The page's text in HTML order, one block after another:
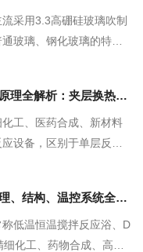
逻辑。一、第一步核查
...
，残留物料会污染下一
管路、腐蚀玻璃内壁，
顾实验室小试与中试设
核心清洗难点1.双层结构
采用3.3高硼硅玻璃吹制
玻璃、钢化玻璃的特种
选型核心指标。本文系
心特性，明确行业通用
时标注使用限值与安全
高硼硅玻璃线膨胀系数
通钠钙玻璃。冷...
双层玻璃反应釜工作原理全解析：夹层换热与负压系统协同机制
工、医药合成、新材料
设备，区别于单层反应
套核心系统协同运行逻
乏系统认知。本文从釜
热控温原理、负压密闭
低温恒温反应浴槽原理、结构、温控系统全维度技术解析
低温恒温搅拌反应浴、D
化工、药物合成、高分